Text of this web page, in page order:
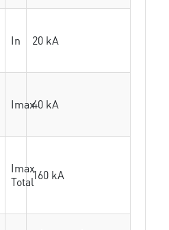
In 20 kA
Imax40 kA
Imax
Total160 kA